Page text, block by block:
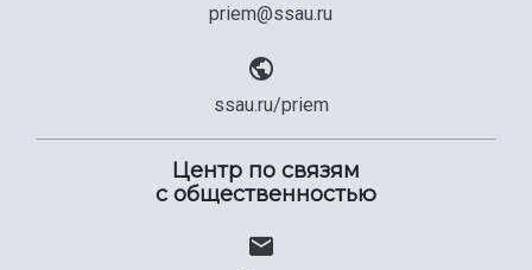
priem@ssau.ru
ssau.ru/priem
Центр по связям
с общественностью